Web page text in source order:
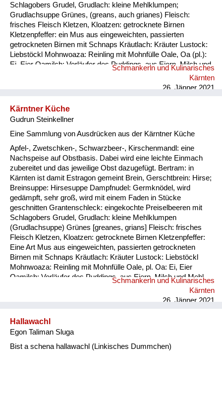
Schlagobers Grudel, Grudlach: kleine Mehlklumpen;
Grudlachsuppe Grünes, (greans, auch grianes) Fleisch:
frisches Fleisch Kletzen, Kloatzen: getrocknete Birnen
Kletzenpfeffer: ein Mus aus eingeweichten, passierten
getrockneten Birnen mit Schnaps Kräutlach: Kräuter Lustock:
Liebstöckl Mohnwoaza: Reinling mit Mohnfülle Oale, Oa (pl.):
Ei, Eier Oamilch: Vorläufer des Puddings, aus Eiern, Milch und
Lavanttal, Mohnwoaza mit einem Saft aus Dörrobst und
Schmankerln und Kulinarisches
Kärnten
26. Jänner 2021
Kärntner Küche
Gudrun Steinkellner
Eine Sammlung von Ausdrücken aus der Kärntner Küche
Apfel-, Zwetschken-, Schwarzbeer-, Kirschenmandl: eine
Nachspeise auf Obstbasis. Dabei wird eine leichte Einmach
zubereitet und das jeweilige Obst dazugefügt. Bertram: in
Kärnten ist damit Estragon gemeint Brein, Gerschtbrein: Hirse;
Breinsuppe: Hirsesuppe Dampfnudel: Germknödel, wird
gedämpft, sehr groß, wird mit einem Faden in Stücke
geschnitten Grantenschleck: eingekochte Preiselbeeren mit
Schlagobers Grudel, Grudlach: kleine Mehlklumpen
(Grudlachsuppe) Grünes [greanes, grians] Fleisch: frisches
Fleisch Kletzen, Kloatzen: getrocknete Birnen Kletzenpfeffer:
Eine Art Mus aus eingeweichten, passierten getrockneten
Birnen mit Schnaps Kräutlach: Kräuter Lustock: Liebstöckl
Mohnwoaza: Reinling mit Mohnfülle Oale, pl. Oa: Ei, Eier
Oamilch: Vorläufer des Puddings, aus Eiern, Milch und Mehl
Piggalan: Weihnachtsgericht im Lavanttal, Mohnwoaza mit
einem Saft aus Dörrobst und Schnaps übergossen Plentn:
Schmankerln und Kulinarisches
Kärnten
26. Jänner 2021
Hallawachl
Egon Taliman Sluga
Bist a schena hallawachl (Linkisches Dummchen)